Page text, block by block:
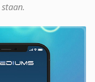
staan.